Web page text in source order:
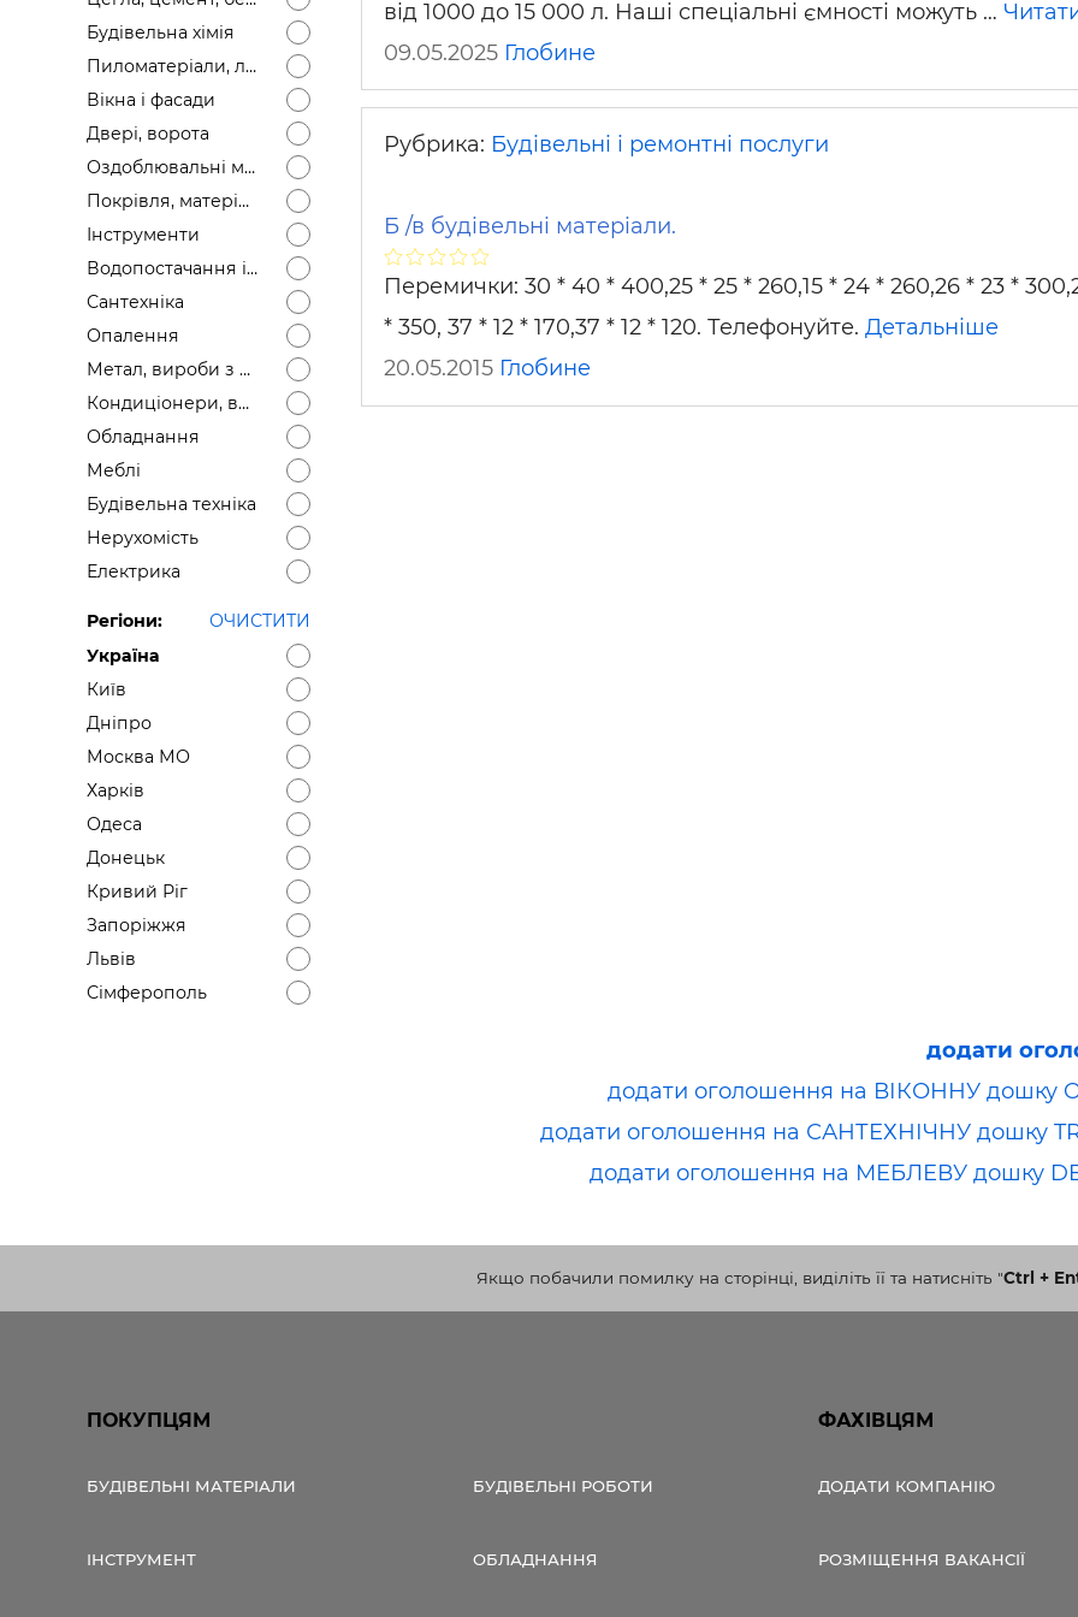
Будівельні і ремонтні послуги
Робота в
Будівельна хімія
Пиломатеріали, лісоматеріали
Вікна і фасади
Двері, ворота
Оздоблювальні матеріали
Покрівля, матеріали
Інструменти
Водопостачання і каналізація
Сантехніка
Опалення
Метал, вироби з металу
Кондиціонери, вентиляція
Обладнання
Меблі
Будівельна техніка
Нерухомість
Електрика
Регіони:
ОЧИСТИТИ
Україна
Київ
Дніпро
Москва МО
Харків
Одеса
Донецьк
Кривий Ріг
Запоріжжя
Львів
Сімферополь
від 1000 до 15 000 л. Наші спеціальні ємності можуть …
09.05.2025 Глобине
Рубрика: Будівельні і ремонтні послуги
Б /в будівельні матеріали.
Перемички: 30 * 40 * 400,25 * 25 * 260,15 * 24 * 260,26 * 23 *
* 350, 37 * 12 * 170,37 * 12 * 120. Телефонуйте. Детальніше
20.05.2015 Глобине
додати
додати оголошення на ВІКОННУ дошку
додати оголошення на САНТЕХНІЧНУ дошку
додати оголошення на МЕБЛЕВУ дошку
Якщо побачили помилку на сторінці, виділіть її та натисніть "Ctrl +
ПОКУПЦЯМ
БУДІВЕЛЬНІ МАТЕРІАЛИ БУДІВЕЛЬНІ РОБОТИ
ІНСТРУМЕНТ ОБЛАДНАННЯ
ФАХІВЦЯМ
ДОДАТИ КОМПАНІЮ
РОЗМІЩЕННЯ ВАКАНСІЇ